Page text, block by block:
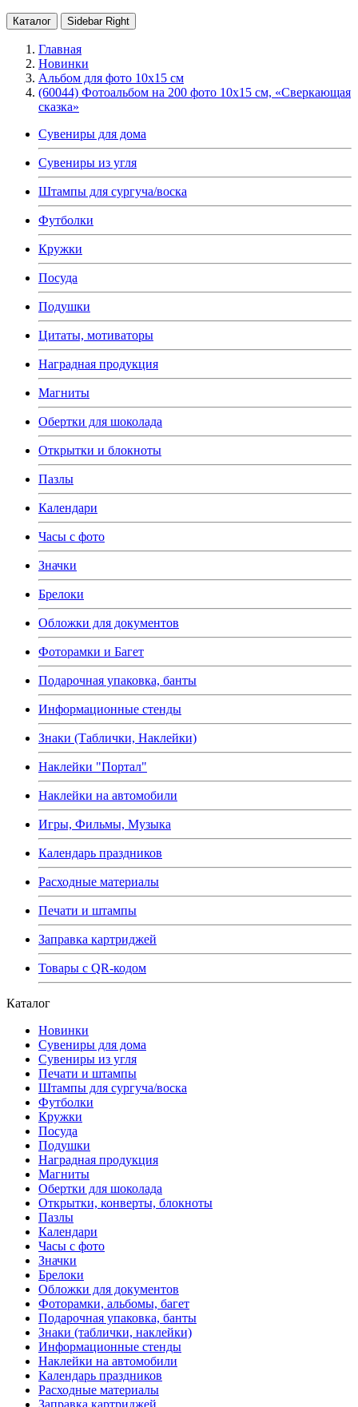
Каталог Sidebar Right
Главная
Новинки
Альбом для фото 10х15 см
(60044) Фотоальбом на 200 фото 10х15 см, «Сверкающая
сказка»
Сувениры для дома
Сувениры из угля
Штампы для сургуча/воска
Футболки
Кружки
Посуда
Подушки
Цитаты, мотиваторы
Наградная продукция
Магниты
Обертки для шоколада
Открытки и блокноты
Пазлы
Календари
Часы с фото
Значки
Брелоки
Обложки для документов
Фоторамки и Багет
Подарочная упаковка, банты
Информационные стенды
Знаки (Таблички, Наклейки)
Наклейки "Портал"
Наклейки на автомобили
Игры, Фильмы, Музыка
Календарь праздников
Расходные материалы
Печати и штампы
Заправка картриджей
Товары с QR-кодом
Каталог
Новинки
Сувениры для дома
Сувениры из угля
Печати и штампы
Штампы для сургуча/воска
Футболки
Кружки
Посуда
Подушки
Наградная продукция
Магниты
Обертки для шоколада
Открытки, конверты, блокноты
Пазлы
Календари
Часы с фото
Значки
Брелоки
Обложки для документов
Фоторамки, альбомы, багет
Подарочная упаковка, банты
Знаки (таблички, наклейки)
Информационные стенды
Наклейки на автомобили
Календарь праздников
Расходные материалы
Заправка картриджей